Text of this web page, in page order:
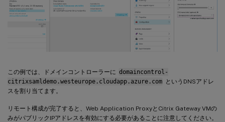
この例では、ドメインコントローラーに domaincontrol-
citrixsamldemo.westeurope.cloudapp.azure.com というDNSアドレ
スを割り当てます。
リモート構成が完了すると、Web Application ProxyとCitrix Gateway VMの
みがパブリックIPアドレスを有効にする必要があることに注意してください。